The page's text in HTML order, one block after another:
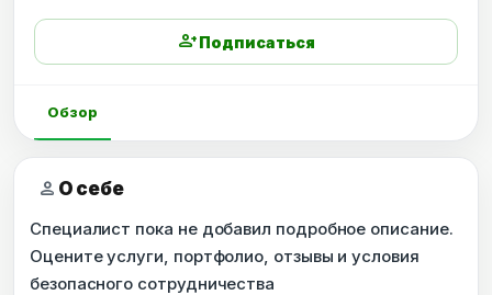
person_addПодписаться
Обзор
person О себе
Специалист пока не добавил подробное описание.
Оцените услуги, портфолио, отзывы и условия
безопасного сотрудничества